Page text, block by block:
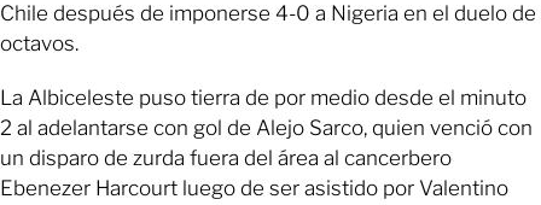
Chile después de imponerse 4-0 a Nigeria en el duelo de
octavos.
La Albiceleste puso tierra de por medio desde el minuto
2 al adelantarse con gol de Alejo Sarco, quien venció con
un disparo de zurda fuera del área al cancerbero
Ebenezer Harcourt luego de ser asistido por Valentino